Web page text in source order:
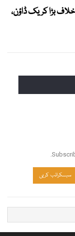
بڑا کریک ڈاؤن،
سبسکرائب کریں